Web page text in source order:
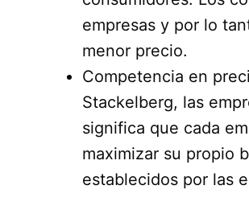
empresas y por lo
menor precio.
Competencia en
Stackelberg, las
significa que cada
maximizar su propio
establecidos por las